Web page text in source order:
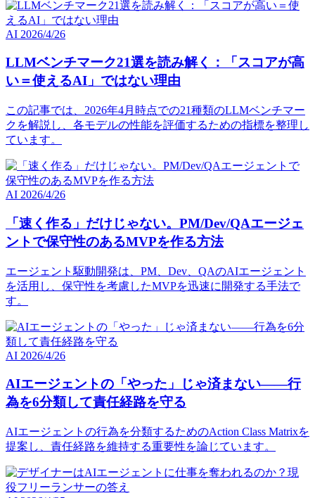
AI 2026/4/26
LLMベンチマーク21選を読み解く：「スコアが高
い＝使えるAI」ではない理由
この記事では、2026年4月時点での21種類のLLMベンチマー
クを解説し、各モデルの性能を評価するための指標を整理し
ています。
AI 2026/4/26
「速く作る」だけじゃない。PM/Dev/QAエージェ
ントで保守性のあるMVPを作る方法
エージェント駆動開発は、PM、Dev、QAのAIエージェント
を活用し、保守性を考慮したMVPを迅速に開発する手法で
す。
AI 2026/4/26
AIエージェントの「やった」じゃ済まない――行
為を6分類して責任経路を守る
AIエージェントの行為を分類するためのAction Class Matrixを
提案し、責任経路を維持する重要性を論じています。